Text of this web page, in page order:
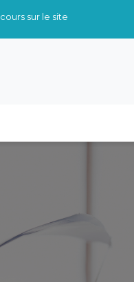
sur le site